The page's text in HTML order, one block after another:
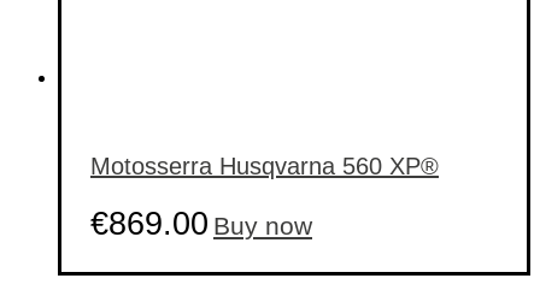
Motosserra Husqvarna 560 XP®
€869.00 Buy now